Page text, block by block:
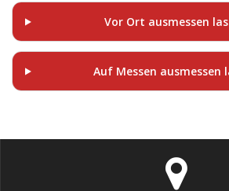
Vor Ort ausmessen
Auf Messen ausmessen